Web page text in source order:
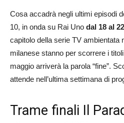
Cosa accadrà negli ultimi episodi
10, in onda su Rai Uno dal 18 al
capitolo della serie TV ambientata
milanese stanno per scorrere i
maggio arriverà la parola “fine”.
attende nell’ultima settimana di
Trame finali Il